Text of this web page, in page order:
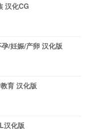
汉化CG
/妊娠/产卵 汉化版
育 汉化版
汉化版